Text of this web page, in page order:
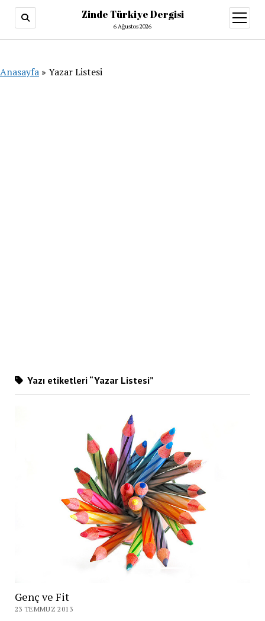
Zinde Türkiye Dergisi
6 Ağustos 2026
aç
Anasayfa » Yazar Listesi
Yazı etiketleri “Yazar Listesi”
Genç ve Fit
23 TEMMUZ 2013